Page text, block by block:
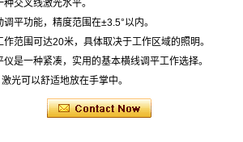
交叉线激光水平。
平功能，精度范围在±3.5°以内。
范围可达20米，具体取决于工作区域的照明。
是一种紧凑，实用的基本横线调平工作选择。
光可以舒适地放在手掌中。